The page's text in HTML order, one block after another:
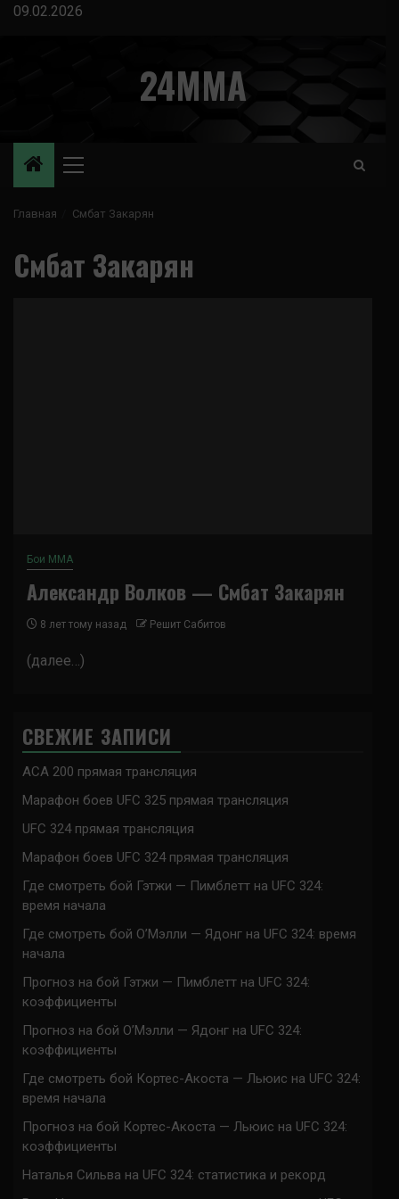
Перейти
09.02.2026
24MMA
Основное
Главная Смбат Закарян
Смбат Закарян
Бои ММА
Александр Волков — Смбат Закарян
8 лет тому назад Решит Сабитов
(далее…)
СВЕЖИЕ ЗАПИСИ
ACA 200 прямая трансляция
Марафон боев UFC 325 прямая трансляция
UFC 324 прямая трансляция
Марафон боев UFC 324 прямая трансляция
Где смотреть бой Гэтжи — Пимблетт на UFC 324:
время начала
Где смотреть бой О’Мэлли — Ядонг на UFC 324: время
начала
Прогноз на бой Гэтжи — Пимблетт на UFC 324:
коэффициенты
Прогноз на бой О’Мэлли — Ядонг на UFC 324:
коэффициенты
Где смотреть бой Кортес-Акоста — Льюис на UFC 324:
время начала
Прогноз на бой Кортес-Акоста — Льюис на UFC 324:
коэффициенты
Наталья Сильва на UFC 324: статистика и рекорд